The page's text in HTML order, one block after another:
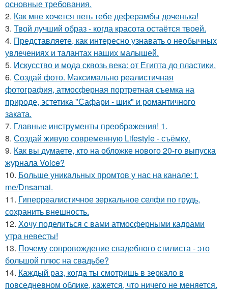
основные требования.
2. Как мне хочется петь тебе деферамбы доченька!
3. Твой лучший образ - когда красота остаётся твоей.
4. Представляете, как интересно узнавать о необычных
увлечениях и талантах наших малышей.
5. Искусство и мода сквозь века: от Египта до пластики.
6. Создай фото. Максимально реалистичная
фотография, атмосферная портретная съемка на
природе, эстетика "Сафари - шик" и романтичного
заката.
7. Главные инструменты преображения! 1.
8. Создай живую современную Lifestyle - съёмку.
9. Как вы думаете, кто на обложке нового 20-го выпуска
журнала Voice?
10. Больше уникальных промтов у нас на канале: t.
me/Dnsamai.
11. Гиперреалистичное зеркальное селфи по грудь,
сохранить внешность.
12. Хочу поделиться с вами атмосферными кадрами
утра невесты!
13. Почему сопровождение свадебного стилиста - это
большой плюс на свадьбе?
14. Каждый раз, когда ты смотришь в зеркало в
повседневном облике, кажется, что ничего не меняется.